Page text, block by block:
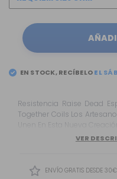
EN STOCK, RECÍBELO
Resistencia Raise Dead
Together Coils Los Artesanos De Resistencias Bacterio Y Pajo Se
Unen En Esta Nueva Creación.
VER
ENVÍO GRATIS DESDE 30€